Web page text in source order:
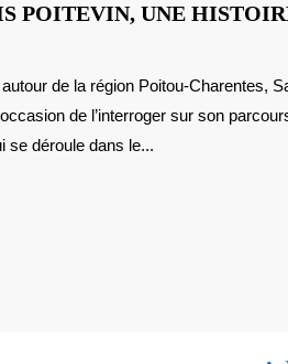
POITEVIN, UNE
de l’interroger sur son
se déroule dans le...